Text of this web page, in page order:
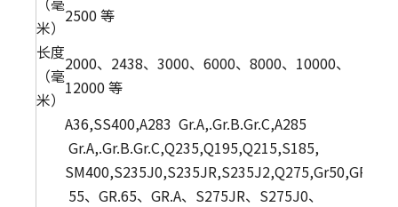
米）
2500 等
长度
（毫
米）
2000、2438、3000、6000、8000、10000、
12000 等
A36,SS400,A283 Gr.A,.Gr.B.Gr.C,A285
Gr.A,.Gr.B.Gr.C,Q235,Q195,Q215,S185,
SM400,S235J0,S235JR,S235J2,Q275,Gr50,GR
55、GR.65、GR.A、S275JR、S275J0、